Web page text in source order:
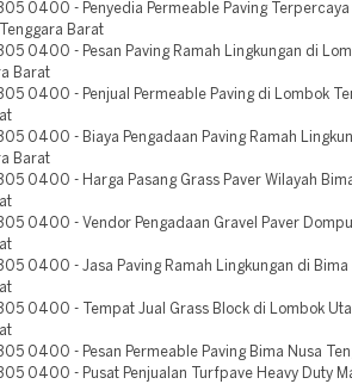
0400 - Penyedia Permeable Paving
Tenggara Barat
0400 - Pesan Paving Ramah Lingkungan di
Barat
0400 - Penjual Permeable Paving di Lombok
0400 - Biaya Pengadaan Paving Ramah
Barat
0400 - Harga Pasang Grass Paver Wilayah
0400 - Vendor Pengadaan Gravel Paver
0400 - Jasa Paving Ramah Lingkungan di Bima
0400 - Tempat Jual Grass Block di Lombok
0400 - Pesan Permeable Paving Bima Nusa
0400 - Pusat Penjualan Turfpave Heavy Duty